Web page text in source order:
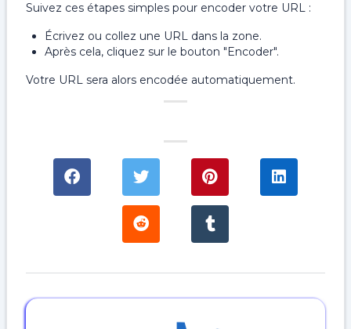
Suivez ces étapes simples pour encoder votre URL :
Écrivez ou collez une URL dans la zone.
Après cela, cliquez sur le bouton "Encoder".
Votre URL sera alors encodée automatiquement.